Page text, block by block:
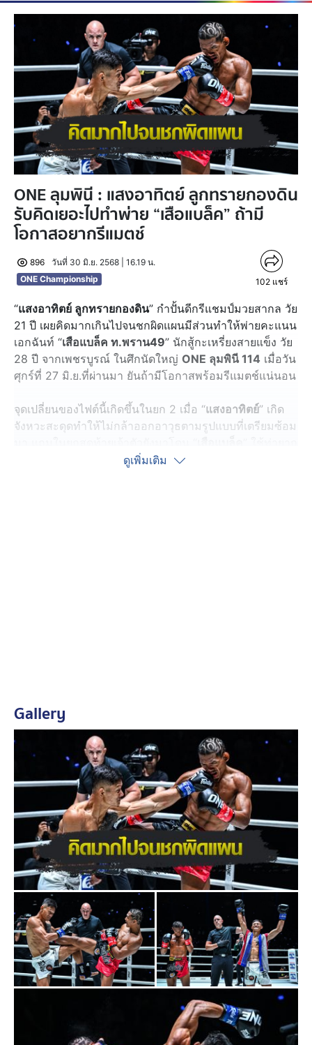
ONE ลุมพินี : แสงอาทิตย์ ลูกทรายกองดิน
รับคิดเยอะไปทำพ่าย “เสือแบล็ค” ถ้ามี
โอกาสอยากรีแมตช์
896
วันที่ 30 มิ.ย. 2568 | 16.19 น.
ONE Championship
102 แชร์
“แสงอาทิตย์ ลูกทรายกองดิน” กำปั้นดีกรีแชมป์มวยสากล วัย
21 ปี เผยคิดมากเกินไปจนชกผิดแผนมีส่วนทำให้พ่ายคะแนน
เอกฉันท์ “เสือแบล็ค ท.พราน49” นักสู้กะเหรี่ยงสายแข็ง วัย
28 ปี จากเพชรบูรณ์ ในศึกนัดใหญ่ ONE ลุมพินี 114 เมื่อวัน
ศุกร์ที่ 27 มิ.ย.ที่ผ่านมา ยันถ้ามีโอกาสพร้อมรีแมตช์แน่นอน
จุดเปลี่ยนของไฟต์นี้เกิดขึ้นในยก 2 เมื่อ “แสงอาทิตย์” เกิด
จังหวะสะดุดทำให้ไม่กล้าออกอาวุธตามรูปแบบที่เตรียมซ้อม
ฟาดแข้งกลับหลังเข้ามาโจมตี ทำให้ยิ่งเสียกระบวนไป
เสือแบล็ค vs แสงอาทิตย์
แม้ต้องผิดหวัง “แสงอาทิตย์” ยังได้รับกำลังใจที่ดีจากทั้ง
ครอบครัวและแฟนคลับแบบเต็มที่เหมือนเดิม โดยเจ้าตัว
พร้อมกลับไปพัฒนาฝีมือให้ดีขึ้น และถ้ามีโอกาสก็พร้อมจะ
แก้มือ “เสือแบล็ค” ด้วย
“ผมคิดว่าตัวเองต้องกลับมาดีกว่าเดิมแน่นอน เพราะผมมัก
จะทำได้ดีในครั้งถัดไป ขอแค่ต้องฝึกฝนจนชำนาญมากขึ้น
ถ้าทำบ่อย ๆ จะเกิดความคุ้นชินและแก้ไขทุกอย่างได้ดีขึ้น
ดูเพิ่มเติม
Gallery